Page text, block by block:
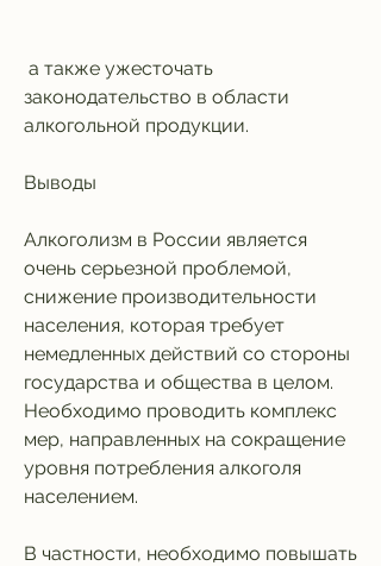
законодательство в области
алкогольной продукции.
Выводы
Алкоголизм в России является
очень серьезной проблемой,
снижение производительности
населения, которая требует
немедленных действий со стороны
государства и общества в целом.
Необходимо проводить комплекс
мер, направленных на сокращение
уровня потребления алкоголя
населением.
В частности, необходимо повышать